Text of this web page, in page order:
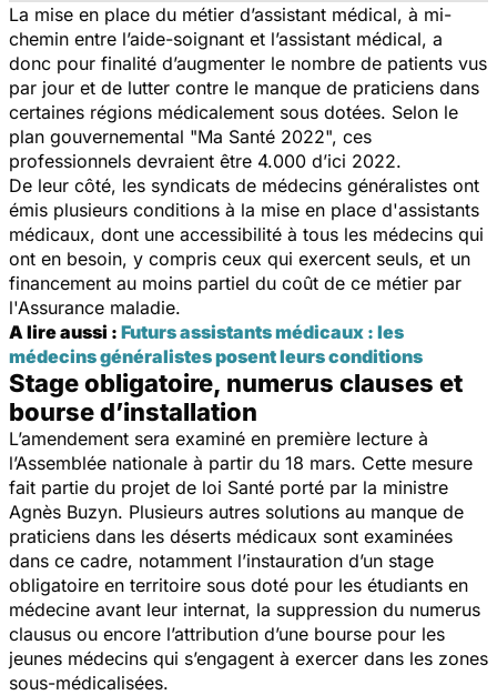
La mise en place du métier d’assistant médical, à mi-
chemin entre l’aide-soignant et l’assistant médical, a
donc pour finalité d’augmenter le nombre de patients vus
par jour et de lutter contre le manque de praticiens dans
certaines régions médicalement sous dotées. Selon le
plan gouvernemental "Ma Santé 2022", ces
professionnels devraient être 4.000 d’ici 2022.
De leur côté, les syndicats de médecins généralistes ont
émis plusieurs conditions à la mise en place d'assistants
médicaux, dont une accessibilité à tous les médecins qui
ont en besoin, y compris ceux qui exercent seuls, et un
financement au moins partiel du coût de ce métier par
l'Assurance maladie.
A lire aussi : Futurs assistants médicaux : les
médecins généralistes posent leurs conditions
Stage obligatoire, numerus clauses et
bourse d’installation
L’amendement sera examiné en première lecture à
l’Assemblée nationale à partir du 18 mars. Cette mesure
fait partie du projet de loi Santé porté par la ministre
Agnès Buzyn. Plusieurs autres solutions au manque de
praticiens dans les déserts médicaux sont examinées
dans ce cadre, notamment l’instauration d’un stage
obligatoire en territoire sous doté pour les étudiants en
médecine avant leur internat, la suppression du numerus
clausus ou encore l’attribution d’une bourse pour les
jeunes médecins qui s’engagent à exercer dans les zones
sous-médicalisées.